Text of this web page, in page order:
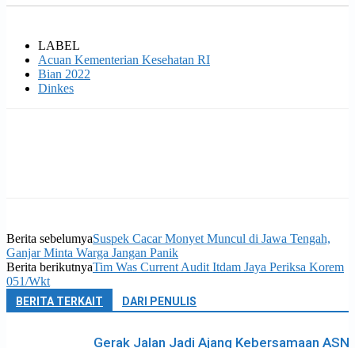
LABEL
Acuan Kementerian Kesehatan RI
Bian 2022
Dinkes
Berita sebelumyaSuspek Cacar Monyet Muncul di Jawa Tengah,
Ganjar Minta Warga Jangan Panik
Berita berikutnyaTim Was Current Audit Itdam Jaya Periksa Korem
051/Wkt
BERITA TERKAIT DARI PENULIS
Gerak Jalan Jadi Ajang Kebersamaan ASN